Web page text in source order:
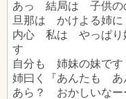
あっ 結局は 子供の
旦那は かけよる姉に
内心 私は やっぱり
す
自分も 姉妹の妹です
姉曰く『あんたも あ
あら？ おかしいなー